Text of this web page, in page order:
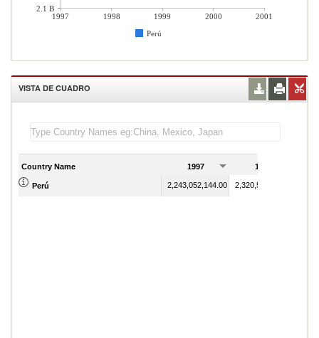
1997 1998 1999 2000
2001
Perú
2.1 B
VISTA DE CUADRO
Country Name 1997 1998
Perú 2,243,052,144.00 2,320,547,331.00